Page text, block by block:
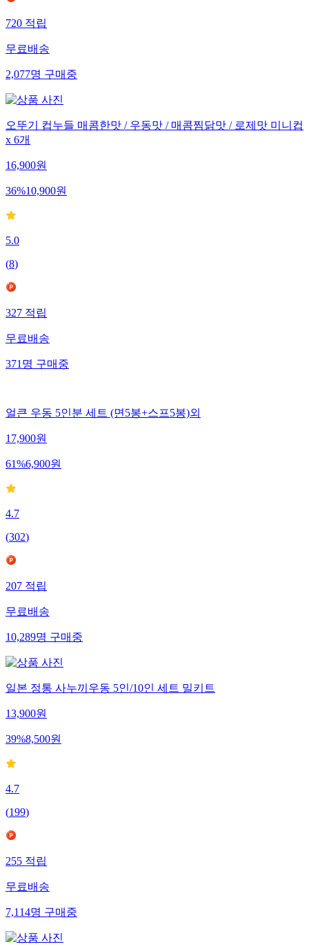
720 적립
무료배송
2,077명 구매중
오뚜기 컵누들 매콤한맛 / 우동맛 / 매콤찜닭맛 / 로제맛 미니컵
x 6개
16,900원
36%10,900원
5.0
(8)
327 적립
무료배송
371 명 구매중
얼큰 우동 5인분 세트 (면5봉+스프5봉)외
17,900원
61%6,900원
4.7
(302)
207 적립
무료배송
10,289명 구매중
일본 정통 사누끼우동 5인/10인 세트 밀키트
13,900원
39%8,500원
4.7
(199)
255 적립
무료배송
7,114명 구매중